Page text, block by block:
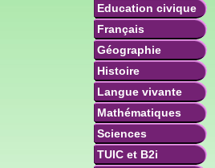
Education civique
Français
Géographie
Histoire
Langue vivante
Mathématiques
Sciences
TUIC et B2i